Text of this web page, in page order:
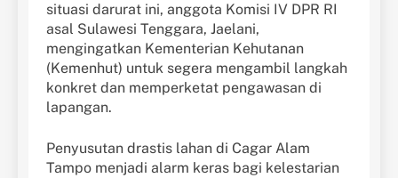
situasi darurat ini, anggota Komisi IV DPR RI
asal Sulawesi Tenggara, Jaelani,
mengingatkan Kementerian Kehutanan
(Kemenhut) untuk segera mengambil langkah
konkret dan memperketat pengawasan di
lapangan.
Penyusutan drastis lahan di Cagar Alam
Tampo menjadi alarm keras bagi kelestarian